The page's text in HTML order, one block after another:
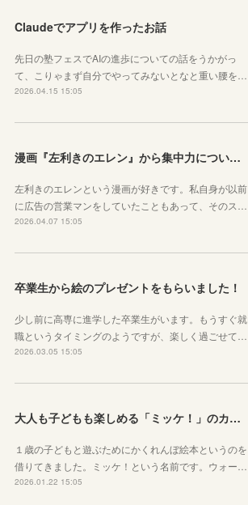
Claudeでアプリを作ったお話
先日の塾フェスでAIの進歩についての話をうかがっ
て、こりゃまず自分でやってみないとなと重い腰を…
2026.04.15 15:05
漫画『左利きのエレン』から集中力について学ぼう
左利きのエレンという漫画が好きです。私自身が以前
に広告の営業マンをしていたこともあって、そのス…
2026.04.07 15:05
卒業生から絵のプレゼントをもらいました！
少し前に高専に進学した卒業生がいます。もうすぐ就
職というタイミングのようですが、楽しく過ごせて…
2026.03.05 15:05
大人も子どもも楽しめる「ミッケ！」のカニに翻弄された話
１歳の子どもと遊ぶためにかくれんぼ絵本というのを
借りてきました。ミッケ！という名前です。ウォー…
2026.01.22 15:05